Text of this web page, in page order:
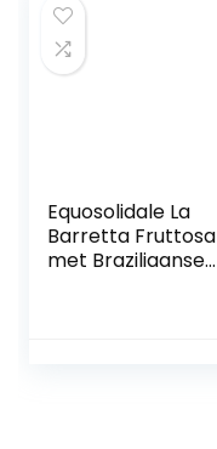
Equosolidale La
Barretta Fruttosa
met Braziliaanse